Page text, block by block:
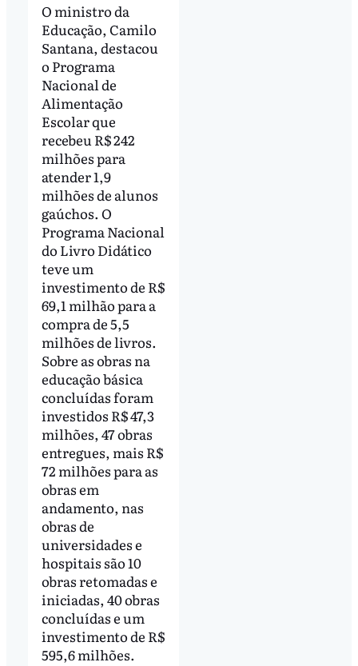
O ministro da
Educação, Camilo
Santana, destacou
o Programa
Nacional de
Alimentação
Escolar que
recebeu R$ 242
milhões para
atender 1,9
milhões de alunos
gaúchos. O
Programa Nacional
do Livro Didático
teve um
investimento de R$
69,1 milhão para a
compra de 5,5
milhões de livros.
Sobre as obras na
educação básica
concluídas foram
investidos R$ 47,3
milhões, 47 obras
entregues, mais R$
72 milhões para as
obras em
andamento, nas
obras de
universidades e
hospitais são 10
obras retomadas e
iniciadas, 40 obras
concluídas e um
investimento de R$
595,6 milhões.